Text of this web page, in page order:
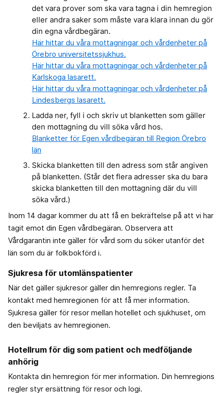
det vara prover som ska vara tagna i din hemregion
eller andra saker som måste vara klara innan du gör
din egna vårdbegäran.
Här hittar du våra mottagningar och vårdenheter på
Örebro universitetssjukhus.
Här hittar du våra mottagningar och vårdenheter på
Karlskoga lasarett.
Här hittar du våra mottagningar och vårdenheter på
Lindesbergs lasarett.
Ladda ner, fyll i och skriv ut blanketten som gäller
den mottagning du vill söka vård hos.
Blanketter för Egen vårdbegäran till Region Örebro
län
Skicka blanketten till den adress som står angiven
på blanketten. (Står det flera adresser ska du bara
skicka blanketten till den mottagning där du vill
söka vård.)
Inom 14 dagar kommer du att få en bekräftelse på att vi har
tagit emot din Egen vårdbegäran. Observera att
Vårdgarantin inte gäller för vård som du söker utanför det
län som du är folkbokförd i.
Sjukresa för utomlänspatienter
När det gäller sjukresor gäller din hemregions regler. Ta
kontakt med hemregionen för att få mer information.
Sjukresa gäller för resor mellan hotellet och sjukhuset, om
den beviljats av hemregionen.
Hotellrum för dig som patient och medföljande
anhörig
Kontakta din hemregion för mer information. Din hemregions
regler styr ersättning för resor och logi.